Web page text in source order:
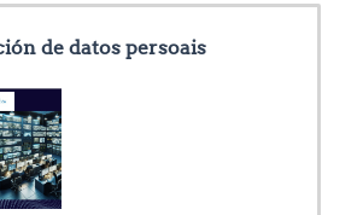
de datos persoais